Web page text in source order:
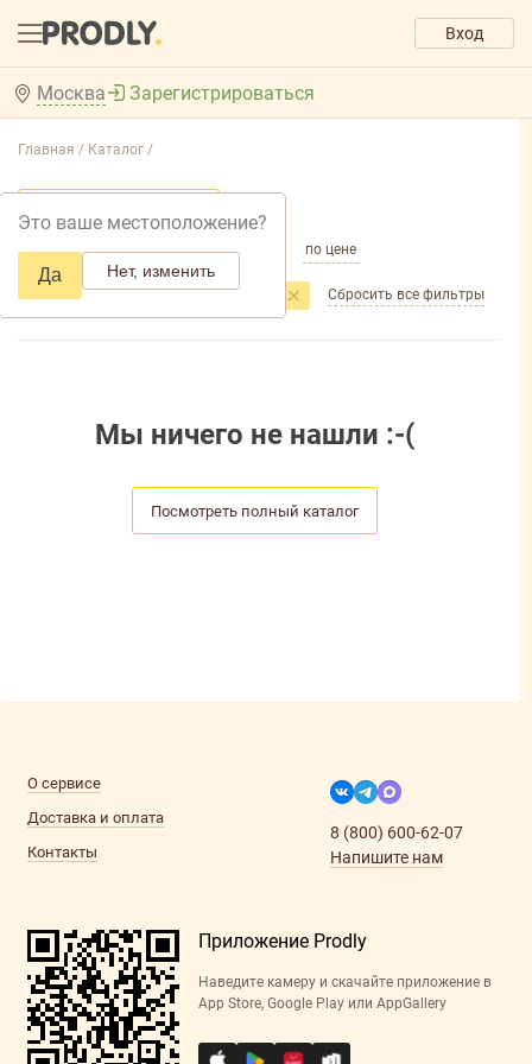
Вход
Москва
Это ваше местоположение?
Да Нет, изменить
Зарегистрироваться
Главная / Каталог /
по популярности по названию по цене
Фильтры Сбросить все фильтры
Мы ничего не нашли :-(
Посмотреть полный каталог
О сервисе
Доставка и оплата
Контакты
8 (800) 600-62-07
Напишите нам
Приложение Prodly
Наведите камеру и скачайте приложение в
App Store, Google Play или AppGallery